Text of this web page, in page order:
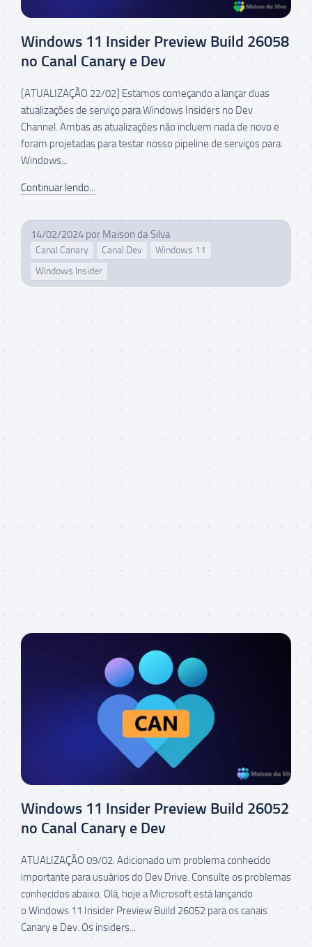
Windows 11 Insider Preview Build 26058
no Canal Canary e Dev
[ATUALIZAÇÃO 22/02] Estamos começando a lançar duas
atualizações de serviço para Windows Insiders no Dev
Channel. Ambas as atualizações não incluem nada de novo e
foram projetadas para testar nosso pipeline de serviços para
Windows...
Continuar lendo...
14/02/2024 por Maison da Silva
Canal Canary Canal Dev
Windows 11
Windows Insider
Windows 11 Insider Preview Build 26052
no Canal Canary e Dev
ATUALIZAÇÃO 09/02: Adicionado um problema conhecido
importante para usuários do Dev Drive. Consulte os problemas
conhecidos abaixo. Olá, hoje a Microsoft está lançando
o Windows 11 Insider Preview Build 26052 para os canais
Canary e Dev. Os insiders...